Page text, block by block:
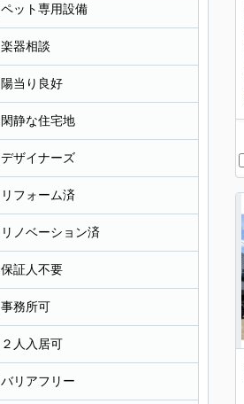
ペット専用設備
楽器相談
陽当り良好
閑静な住宅地
デザイナーズ
リフォーム済
リノベーション済
保証人不要
事務所可
２人入居可
バリアフリー